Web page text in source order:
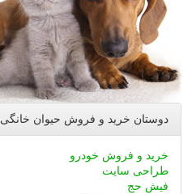
دوستان خرید و فروش حیوان خانگی
خرید و فروش خودرو
طراحی سایت
فیش حج